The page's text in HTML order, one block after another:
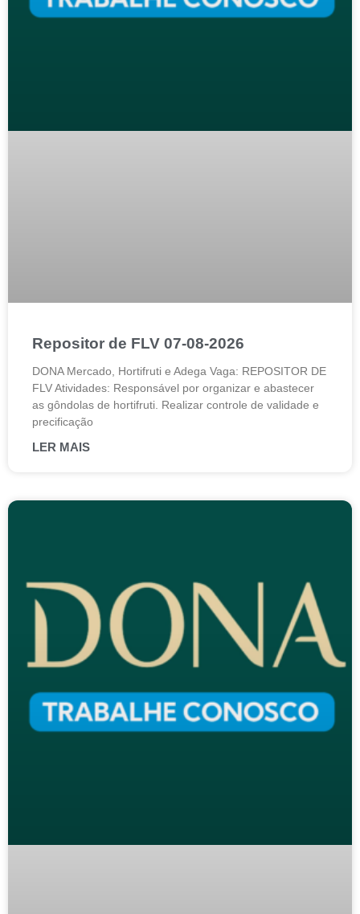
Repositor de FLV 07-08-2026
DONA Mercado, Hortifruti e Adega Vaga: REPOSITOR DE
FLV Atividades: Responsável por organizar e abastecer
as gôndolas de hortifruti. Realizar controle de validade e
precificação
LER MAIS